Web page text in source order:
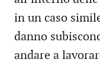
in un caso
danno
andare a